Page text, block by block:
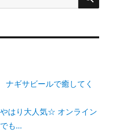
ギサビールで癒してく
やはり大人気☆ オンライン
も…